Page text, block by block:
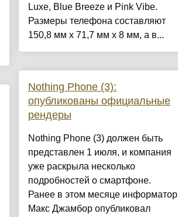
Luxe, Blue Breeze и Pink Vibe.
Размеры телефона составляют
150,8 мм x 71,7 мм x 8 мм, а в...
Nothing Phone (3):
опубликованы официальные
рендеры
Nothing Phone (3) должен быть
представлен 1 июля, и компания
уже раскрыла несколько
подробностей о смартфоне.
Ранее в этом месяце информатор
Макс Джамбор опубликовал